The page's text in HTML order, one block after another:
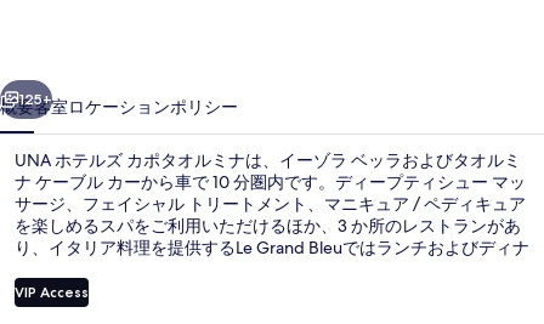
タ
オ
ル
ミ
ナ
の
次へ
125+
概要客室ロケーションポリシー
UNA ホテルズ カポタオルミナは、イーゾラ ベッラおよびタオルミ
ナ ケーブル カーから車で 10 分圏内です。ディープティシュー マッ
サージ、フェイシャル トリートメント、マニキュア / ペディキュア
を楽しめるスパをご利用いただけるほか、3 か所のレストランがあ
り、イタリア料理を提供するLe Grand Bleuではランチおよびディナ
ウンジ、ビーチバー、および24 時間営業のフィットネスクラブ (ス
タッフ常駐)があります。旅行者はプールや親切なスタッフを評価し
VIP Access